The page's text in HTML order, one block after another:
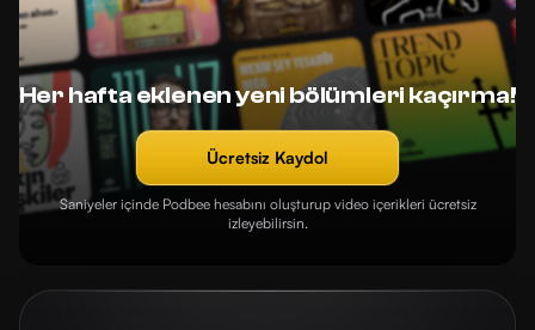
Her hafta eklenen yeni bölümleri kaçırma!
Ücretsiz Kaydol
Saniyeler içinde Podbee hesabını oluşturup video içerikleri ücretsiz
izleyebilirsin.